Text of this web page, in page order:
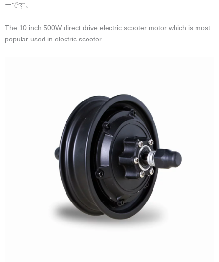
ーです。
The 10 inch 500W direct drive electric scooter motor which is most
popular used in electric scooter.